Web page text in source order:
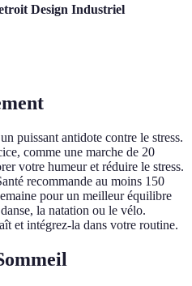
Design Industriel
puissant antidote contre le stress.
comme une marche de 20
votre humeur et réduire le stress.
recommande au moins 150
pour un meilleur équilibre
la natation ou le vélo.
et intégrez-la dans votre routine.